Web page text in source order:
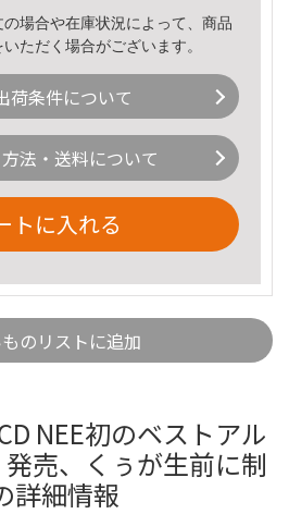
場合や在庫状況によって、商品
ただく場合がございます。
荷条件について
法・送料について
トに入れる
のリストに追加
NEE初のベストアル
売、くぅが生前に制
詳細情報